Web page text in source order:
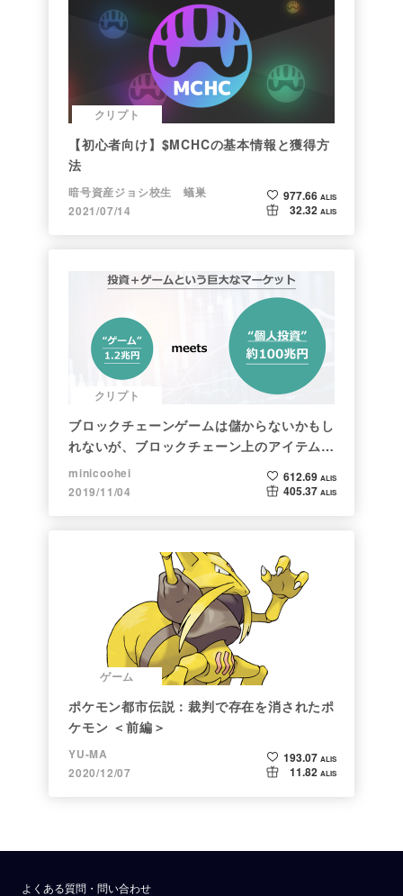
クリプト
【初心者向け】$MCHCの基本情報と獲得方
法
暗号資産ジョシ校生 蟻巣
2021/07/14
977.66 ALIS
32.32 ALIS
クリプト
ブロックチェーンゲームは儲からないかもし
れないが、ブロックチェーン上のアイテムは
新しい形の投資になる。(読了:５分)
minicoohei
2019/11/04
612.69 ALIS
405.37 ALIS
ゲーム
ポケモン都市伝説：裁判で存在を消されたポ
ケモン ＜前編＞
YU-MA
2020/12/07
193.07 ALIS
11.82 ALIS
よくある質問・問い合わせ